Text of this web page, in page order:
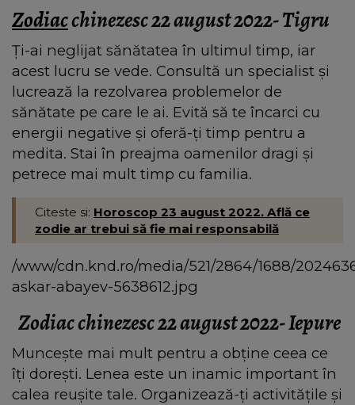
Zodiacchinezesc 22 august 2022- Tigru
Ți-ai neglijat sănătatea în ultimul timp, iar
acest lucru se vede. Consultă un specialist și
lucrează la rezolvarea problemelor de
sănătate pe care le ai. Evită să te încarci cu
energii negative și oferă-ți timp pentru a
medita. Stai în preajma oamenilor dragi și
petrece mai mult timp cu familia.
Citeste si: Horoscop 23 august 2022. Află ce
zodie ar trebui să fie mai responsabilă
/www/cdn.knd.ro/media/521/2864/1688/
askar-abayev-5638612.jpg
Zodiac chinezesc 22 august 2022- Iepure
Muncește mai mult pentru a obține ceea ce
îți dorești. Lenea este un inamic important în
calea reușite tale. Organizează-ți activitățile și